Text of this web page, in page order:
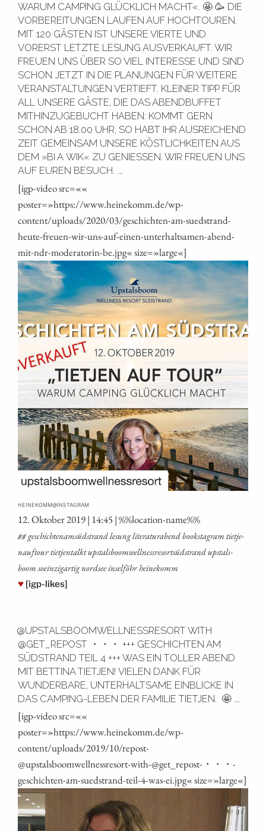
WARUM CAMPING GLÜCKLICH MACHT«. 🤩 🥳 DIE
VORBEREITUNGEN LAUFEN AUF HOCHTOUREN.
MIT 120 GÄSTEN IST UNSERE VIERTE UND
VORERST LETZTE LESUNG AUSVERKAUFT. WIR
FREUEN UNS ÜBER SO VIEL INTERESSE UND SIND
SCHON JETZT IN DIE PLANUNGEN FÜR WEITERE
VERANSTALTUNGEN VERTIEFT. KLEINER TIPP FÜR
ALL UNSERE GÄSTE, DIE DAS ABENDBUFFET
MITHINZUGEBUCHT HABEN: KOMMT GERN
SCHON AB 18.00 UHR, SO HABT IHR AUSREICHEND
ZEIT GEMEINSAM UNSERE KÖSTLICHKEITEN AUS
DEM »BI A WIK« ZU GENIESSEN. WIR FREUEN UNS A
UF EUREN BESUCH. .…
[igp-video src=««
poster=»https://www.heinekomm.de/wp-
content/uploads/2020/03/geschichten-am-suedstrand-
heute-freuen-wir-uns-auf-einen-unterhaltsamen-abend-
mit-ndr-moderatorin-be.jpg« size=»large«]
HEINEKOMM@INSTAGRAM
12. Okto­ber 2019 | 14:45 | %%loca­ti­on-name%%
## geschich­tenam­süd­strand lesung lite­ra­tur­abend booksta­gram tiet­je­
na­uf­tour tiet­jen­talkt ups­tals­boom­well­ness­re­sort­süd­strand ups­tals­
boom soein­zig­ar­tig nord­see insel­föhr heinekomm
♥ [igp-likes]
@UPSTALSBOOMWELLNESSRESORT WITH
@GET_REPOST ・・・ +++ GESCHICHTEN AM
SÜDSTRAND TEIL 4 +++ WAS EIN TOLLER ABEND
MIT BETTINA TIETJEN! VIELEN DANK FÜR
WUNDERBARE, UNTERHALTSAME EINBLICKE IN
DAS CAMPING-LEBEN DER FAMILIE TIETJEN. ️ 🤩 .…
[igp-video src=««
poster=»https://www.heinekomm.de/wp-
content/uploads/2019/10/repost-
@upstalsboomwellnessresort-with-@get_repost-・・・-
geschichten-am-suedstrand-teil-4-was-ei.jpg« size=»large«]